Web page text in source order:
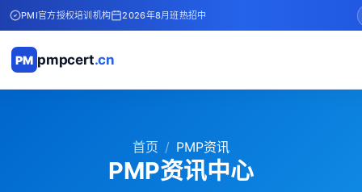
PMI官方授权培训机构 2026年8月班热招中
PM pmpcert.cn
首页 PMP资讯
PMP资讯中心